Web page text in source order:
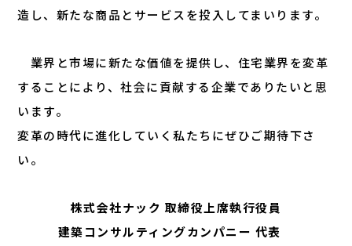
造し、新たな商品とサービスを投入してまいります。
業界と市場に新たな価値を提供し、住宅業界を変革
することにより、社会に貢献する企業でありたいと思
います。
変革の時代に進化していく私たちにぜひご期待下さ
い。
株式会社ナック 取締役上席執行役員
建築コンサルティングカンパニー 代表